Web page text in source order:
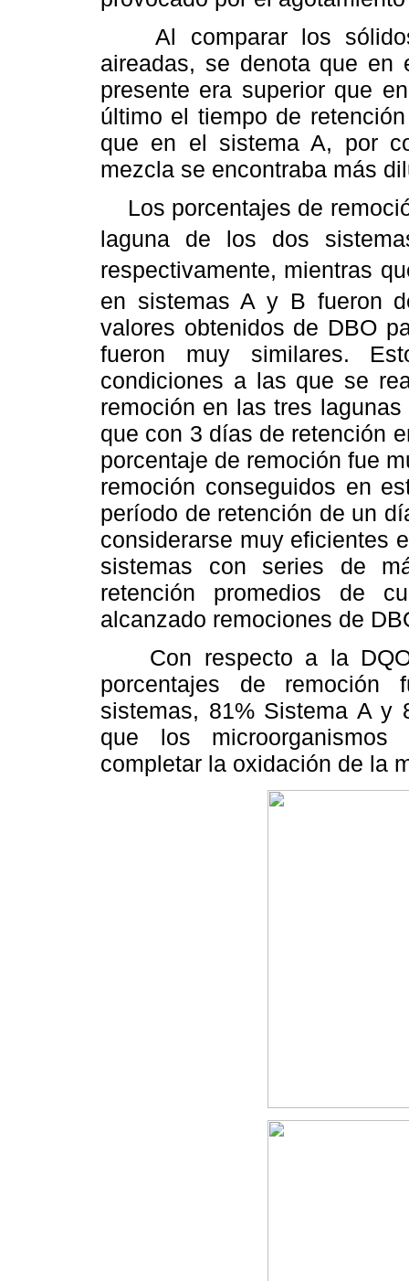
Al comparar los
aireadas, se denota que en
presente era superior que
último el tiempo de
que en el sistema A, por
mezcla se encontraba más
Los porcentajes de
laguna de los dos
respectivamente, mientras
en sistemas A y B fueron
valores obtenidos de DBO
fueron muy similares.
condiciones a las que se
remoción en las tres
que con 3 días de retención
porcentaje de remoción fue
remoción conseguidos en
período de retención de un
considerarse muy eficientes
sistemas con series de
retención promedios de
alcanzado remociones de
Con respecto a la DQO
porcentajes de remoción
sistemas, 81% Sistema A
que los
completar la oxidación de la